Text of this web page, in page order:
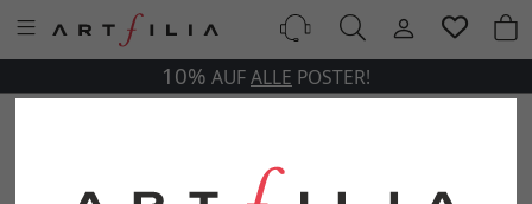
10% AUFALLE POSTER!